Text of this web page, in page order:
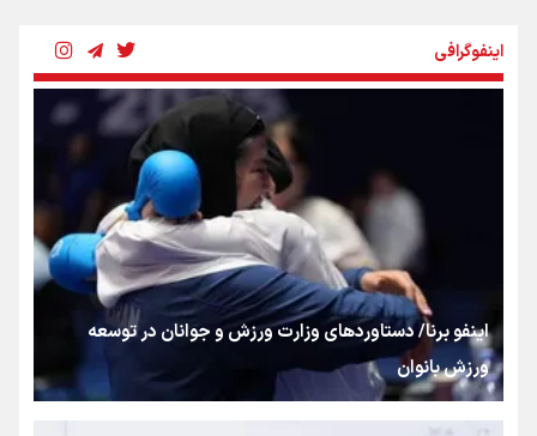
بنزین؛ تدبیری برای حفظ امنیت انرژی
«هورامان»؛ میراثی که جهان را شیفته کرد
شکستگیِ بزرگ؛ روایتِ یک استخوان، یک نسل، یک توهم!
رسانه ملی و حق مردم برای شنیدن صدای رئیس‌جمهوری
اینفوگرافی
اینفو برنا/ دستاوردهای وزارت ورزش و جوانان در توسعه
ورزش بانوان